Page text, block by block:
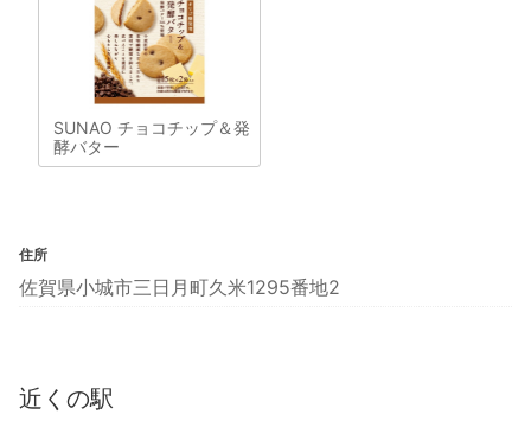
SUNAO チョコチップ＆発
酵バター
住所
佐賀県小城市三日月町久米1295番地2
近くの駅